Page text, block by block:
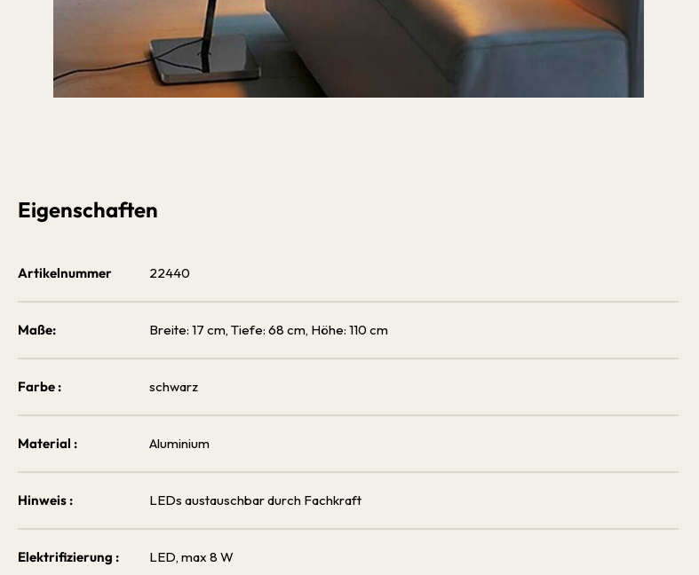
Eigenschaften
Artikelnummer 22440
Maße: Breite: 17 cm, Tiefe: 68 cm, Höhe: 110 cm
Farbe : schwarz
Material : Aluminium
Hinweis : LEDs austauschbar durch Fachkraft
Elektrifizierung : LED, max 8 W